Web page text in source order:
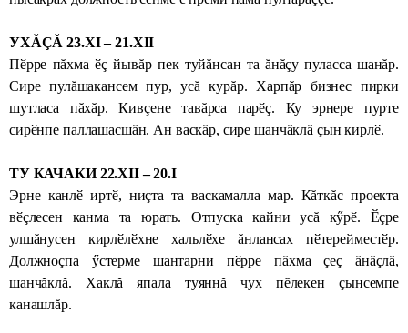
УХĂÇĂ 23.XI – 21.XII
Пӗрре пăхма ӗç йывăр пек туйăнсан та ăнăçу пуласса шанăр.
Сире пулăшакансем пур, усă курăр. Харпăр бизнес пирки
шутласа пăхăр. Кивçене тавăрса парӗç. Ку эрнере пурте
сирӗнпе паллашасшăн. Ан васкăр, сире шанчăклă çын кирлӗ.
ТУ КАЧАКИ 22.XII – 20.I
Эрне канлӗ иртӗ, ниçта та васкамалла мар. Кăткăс проекта
вӗçлесен канма та юрать. Отпуска кайни усă кӳрӗ. Ӗçре
улшăнусен кирлӗлӗхне хальлӗхе ăнлансах пӗтерейместӗр.
Должноçпа ӳстерме шантарни пӗрре пăхма çеç ăнăçлă,
шанчăклă. Хаклă япала туяннă чух пӗлекен çынсемпе
канашлăр.